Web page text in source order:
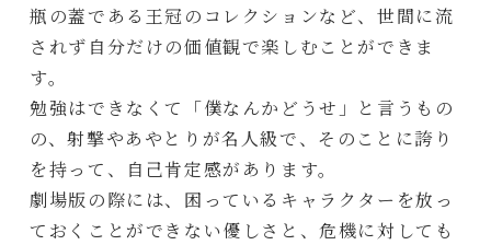
瓶の蓋である王冠のコレクションなど、世間に流
されず自分だけの価値観で楽しむことができま
す。
勉強はできなくて「僕なんかどうせ」と言うもの
の、射撃やあやとりが名人級で、そのことに誇り
を持って、自己肯定感があります。
劇場版の際には、困っているキャラクターを放っ
ておくことができない優しさと、危機に対しても